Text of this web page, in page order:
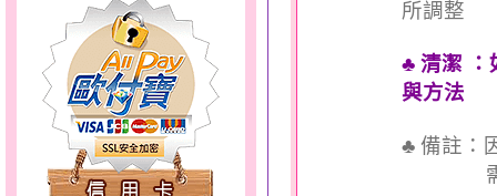
彩蝶倩影～金銀鋼套鍊
所調整
♣ 清潔 ：
與方法
♣ 備註：
需依實